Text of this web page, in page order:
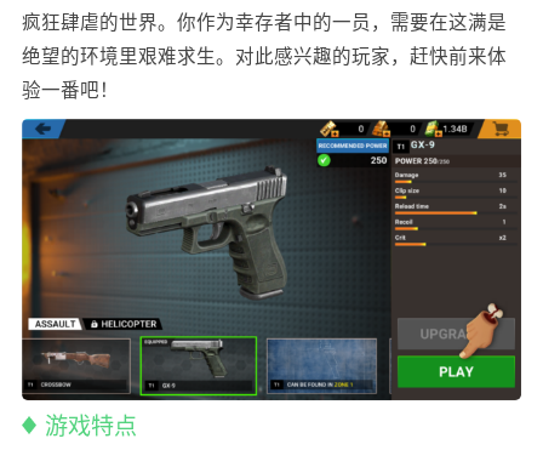
疯狂肆虐的世界。你作为幸存者中的一员，需要在这满是
绝望的环境里艰难求生。对此感兴趣的玩家，赶快前来体
验一番吧！
游戏特点